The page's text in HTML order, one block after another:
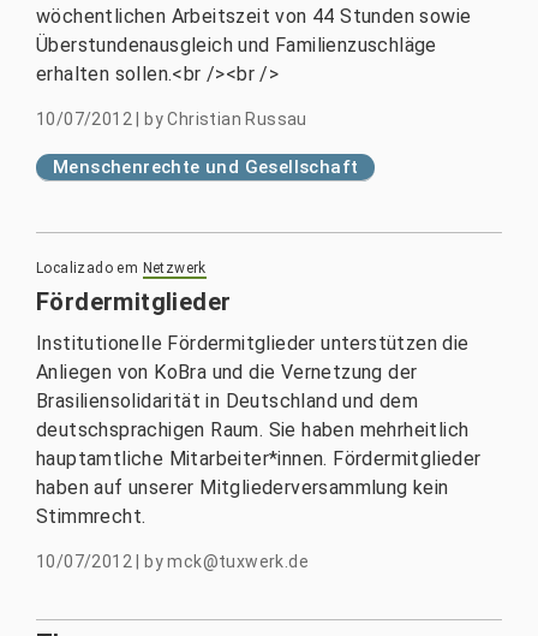
wöchentlichen Arbeitszeit von 44 Stunden sowie
Überstundenausgleich und Familienzuschläge
erhalten sollen.<br /><br />
10/07/2012 byChristian Russau
Menschenrechte und Gesellschaft
Localizado em Netzwerk
Fördermitglieder
Institutionelle Fördermitglieder unterstützen die
Anliegen von KoBra und die Vernetzung der
Brasiliensolidarität in Deutschland und dem
deutschsprachigen Raum. Sie haben mehrheitlich
hauptamtliche Mitarbeiter*innen. Fördermitglieder
haben auf unserer Mitgliederversammlung kein
Stimmrecht.
10/07/2012 bymck@tuxwerk.de